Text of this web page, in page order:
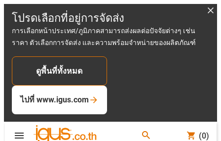
โปรดเลือกที่อยู่การจัดส่ง
การเลือกหน้าประเทศ/ภูมิภาคสามารถส่งผลต่อปัจจัยต่างๆ เช่น
ราคา ตัวเลือกการจัดส่ง และความพร้อมจำหน่ายของผลิตภัณฑ์
ดูพื้นที่ทั้งหมด
ไปที่ www.igus.com
(0)